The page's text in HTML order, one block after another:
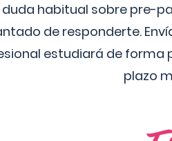
duda habitual sobre pre-
de responderte.
estudiará de forma
plazo